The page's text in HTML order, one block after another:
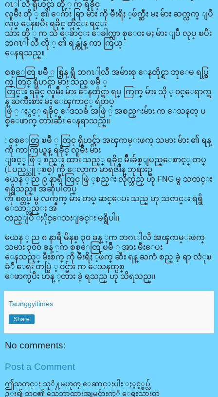
ဂၤါ လီ ရိုဟင္ဂ်ာ တို ့ က ရခိုင္
လူမ်ိဳး တို ့ ၏ ေက်း ရြာ မ်ား ကို မီးရိႈ ့ဖ်က္ဆီး မႈ မ်ား ဆက္လက္ ျပဳ
လုပ္ ေနၿပီး ရခိုင္ တိုင္း ရင္း
သား တို ့ က သံ ေခ်ာင္း ေခါက္ကာ စုေ၀း မႈ မ်ား ျပဳ လုပ္ ၿပီး
ဘဂၤါ လီ တို ့ ၏ ရန္ကုန္ ကာ ကြယ္
ေနရသည္။
စစ္ေတြ ၿမိဳ ့ စြန္ ရွိ ဘဂၤါလီ အမ်ားစု ေနထိုင္ရာ ဘုေမ ရပ္ကြ
က္ တြင္ ရိုဟင္ဂ်ာ မ်ား သည္ ၿမိဳ ့
တြင္း ရခိုင္ လူမ်ိဳး မ်ား ေနထိုင္ရာ ရပ္ ကြက္ မ်ား သို ့ ၀င္ေရာက္ရ
န္ ႀကိဳးစား မႈ ေၾကာင့္ ရဲတပ္
ဖြဲ ့ ႏွင့္ ရခိုင္ ေဒသခံ အဖြဲ ့ အစည္းမ်ား က ေသနတ္ ပ
စ္ေဖာက္ တားဆီး ေနရာသည္။
: စစ္ေတြ ၿမိဳ ့ တြင္ ရိုဟင္ဂ်ာ အၾကမ္းဖက္ သမား မ်ား ၏ ရန္
ကို ကာကြယ္ရန္ ရခိုင္ လူမ်ိဳး မ်ား
ျဖင့္ ဖြဲ ့ စည္း ထား သည့္ ရခိုင္ မ်ိဳးခ်စ္ျပည္ေစာင့္ တပ္
(ျပည့္သူ ့စစ္) ကို ေလာက မာရဇၨိန္ ဘုရားဥ္
ယေန ့ ည ၉ နာရီ တြင္ ဖြဲ ့စည္း လိုက္သည္ ဟု FNG မွ သတင္း
ရရွိသည္။ အဆိုပါတပ္
ကို စစ္တပ္ မွ လက္နက္ မ်ား တပ္ ဆင္ေပး သည္ ဟု သတင္း ရရွိ
ေသာ္လည္း အ
တည္ျပဳ ႏိုင္ေသးျခင္း မရွိပါ။
ယေန ့ ည ၈ နာရီ မိနစ္ ၃၀ ခန္ ့က ဘဂၤါလီ အၾကမ္းဖက္
သမား ၃၀၀ ခန္ ့က စစ္ေတြ ၿမိဳ ့ အား မီးေပး
ေနသည့္ မီးစက္ ကို မီးရိႈ ့ဖ်က္ ဆီး ရန္ ႀကံ စည္ ခဲ့ ရာ လံုၿ
ခံဳ ေရး တပ္ဖြဲ ့ ၀င္မ်ား က ေသနတ္ပစ္
ေဖာက္ၿပီး ဟန္ ့တား ခဲ့ ရသည္ ဟု သိရသည္။
Taunggyitimes
Share
No comments:
Post a Comment
ဤသတင္း သုိ႔မဟုတ္ ေဆာင္းပါး ႏွင့္စပ္လ်
ဥ္း၍ သင္၏ သေဘာထားအျမင္မ်ားကုိ ေရးသားတ